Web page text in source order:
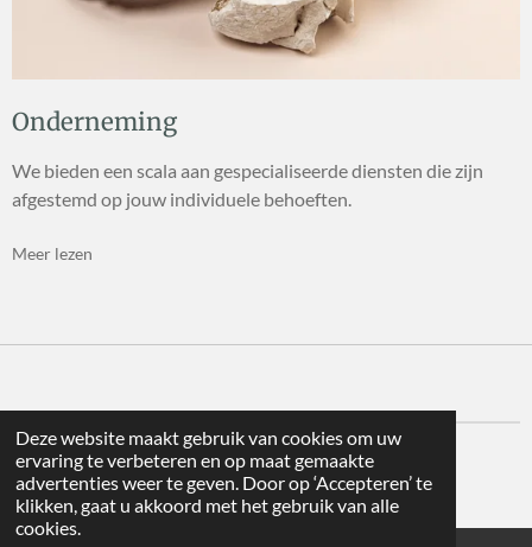
Deze website maakt gebruik van cookies om uw
ervaring te verbeteren en op maat gemaakte
advertenties weer te geven. Door op ‘Accepteren’ te
klikken, gaat u akkoord met het gebruik van alle
cookies.
Onderneming
We bieden een scala aan gespecialiseerde diensten die zijn
afgestemd op jouw individuele behoeften.
Meer lezen
© 2025 VanLich
Powered byJouwWeb